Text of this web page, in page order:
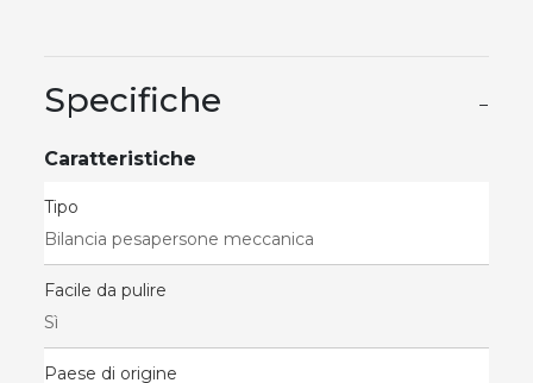
Specifiche −
Caratteristiche
Tipo
Bilancia pesapersone meccanica
Facile da pulire
Sì
Paese di origine